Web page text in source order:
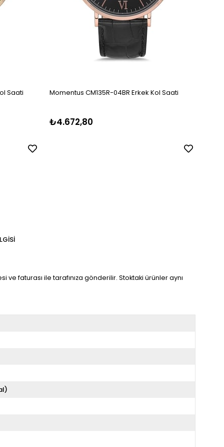
Saati Momentus CM135R-04BR Erkek Kol Saati
₺4.672,80
ve faturası ile tarafınıza gönderilir. Stoktaki ürünler aynı